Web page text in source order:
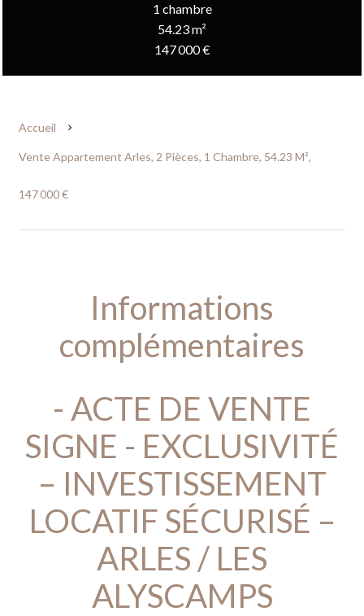
1 chambre
54.23 m²
147 000 €
Accueil
Vente Appartement Arles, 2 Pièces, 1 Chambre, 54.23 M²,
147 000 €
Informations
complémentaires
- ACTE DE VENTE
SIGNE - EXCLUSIVITÉ
– INVESTISSEMENT
LOCATIF SÉCURISÉ –
ARLES / LES
ALYSCAMPS